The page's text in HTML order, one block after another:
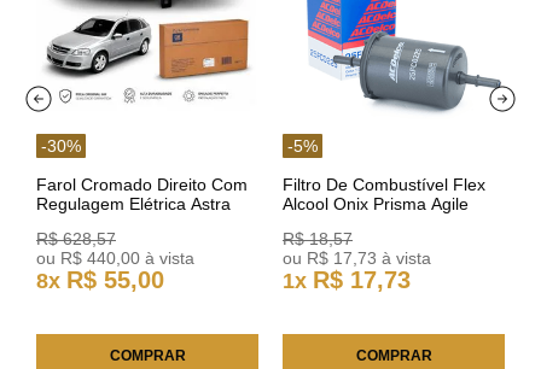
-30%
Farol Cromado Direito Com
Regulagem Elétrica Astra
R$ 628,57
ou R$ 440 00 à vista
8x R$ 55,00
COMPRAR
-5%
Filtro De Combustível Flex
Alcool Onix Prisma Agile
25FC0225 ACDelco
R$ 18,57
ou R$ 17 73 à vista
1x R$ 17,73
COMPRAR